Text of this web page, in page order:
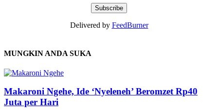
Delivered by FeedBurner
MUNGKIN ANDA SUKA
Makaroni Ngehe, Ide ‘Nyeleneh’ Beromzet Rp40
Juta per Hari